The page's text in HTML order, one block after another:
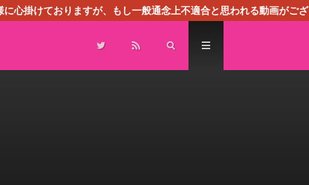
心掛けておりますが、もし一般通念上不適合と思われる動画がござ